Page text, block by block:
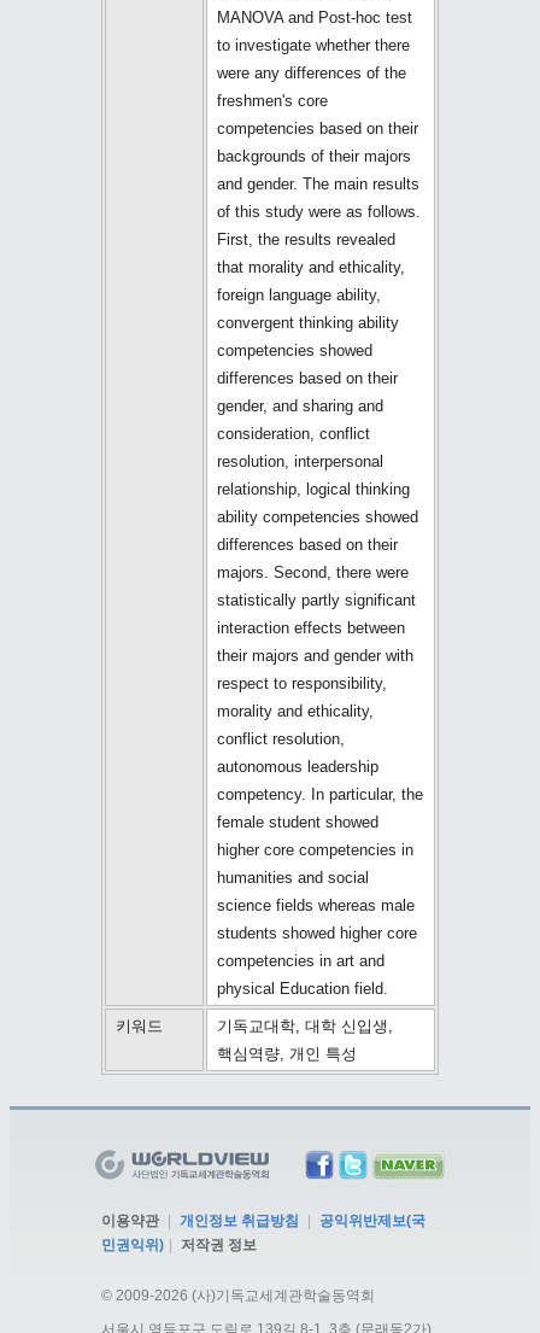
MANOVA and Post-hoc test
to investigate whether there
were any differences of the
freshmen's core
competencies based on their
backgrounds of their majors
and gender. The main results
of this study were as follows.
First, the results revealed
that morality and ethicality,
foreign language ability,
convergent thinking ability
competencies showed
differences based on their
gender, and sharing and
consideration, conflict
resolution, interpersonal
relationship, logical thinking
ability competencies showed
differences based on their
majors. Second, there were
statistically partly significant
interaction effects between
their majors and gender with
respect to responsibility,
morality and ethicality,
conflict resolution,
autonomous leadership
competency. In particular, the
female student showed
higher core competencies in
humanities and social
science fields whereas male
students showed higher core
competencies in art and
physical Education field.
키워드
기독교대학, 대학 신입생,
핵심역량, 개인 특성
이용약관 개인정보 취급방침
공익위반제보(국
민권익위)
저작권 정보
© 2009-2026 (사)기독교세계관학술동역회
서울시 영등포구 도림로 139길 8-1, 3층 (문래동2가)